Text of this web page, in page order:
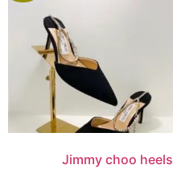
Jimmy choo heels